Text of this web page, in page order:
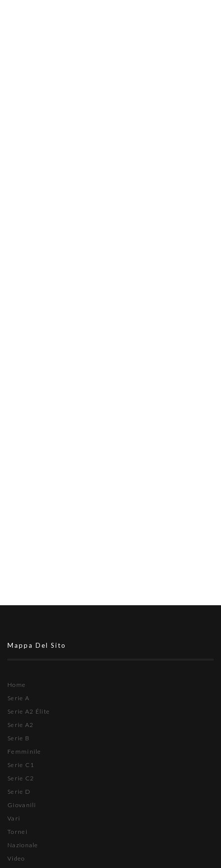
Mappa Del Sito
Home
Serie A
Serie A2 Élite
Serie A2
Serie B
Femminile
Serie C1
Serie C2
Serie D
Giovanili
Vari
Tornei
Nazionale
Video